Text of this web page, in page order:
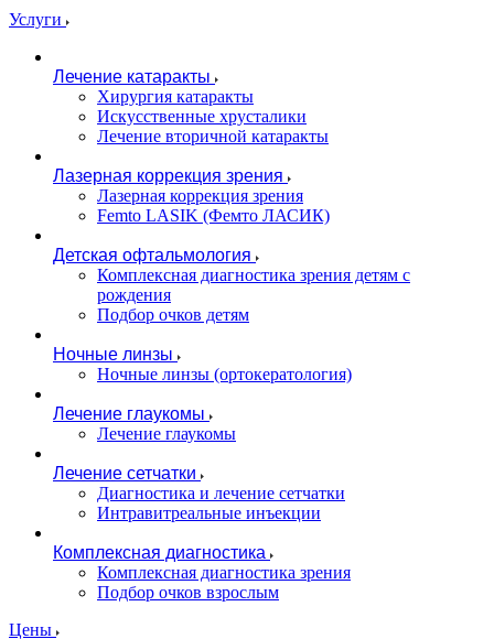
Услуги
Лечение катаракты
Хирургия катаракты
Искусственные хрусталики
Лечение вторичной катаракты
Лазерная коррекция зрения
Лазерная коррекция зрения
Femto LASIK (Фемто ЛАСИК)
Детская офтальмология
Комплексная диагностика зрения детям c
рождения
Подбор очков детям
Ночные линзы
Ночные линзы (ортокератология)
Лечение глаукомы
Лечение глаукомы
Лечение сетчатки
Диагностика и лечение сетчатки
Интравитреальные инъекции
Комплексная диагностика
Комплексная диагностика зрения
Подбор очков взрослым
Цены